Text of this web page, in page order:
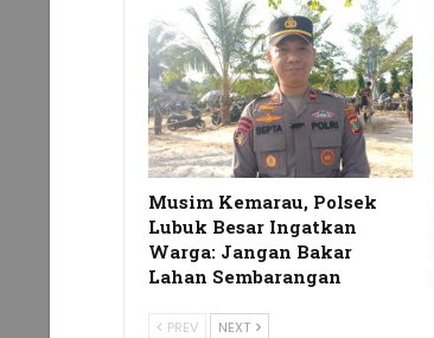
Musim Kemarau, Polsek
Lubuk Besar Ingatkan
Warga: Jangan Bakar
Lahan Sembarangan
PREV NEXT